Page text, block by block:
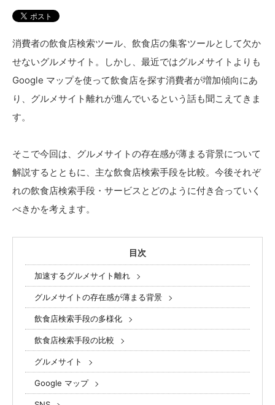
消費者の飲食店検索ツール、飲食店の集客ツールとして欠か
せないグルメサイト。しかし、最近ではグルメサイトよりも
Google マップを使って飲食店を探す消費者が増加傾向にあ
り、グルメサイト離れが進んでいるという話も聞こえてきま
す。
そこで今回は、グルメサイトの存在感が薄まる背景について
解説するとともに、主な飲食店検索手段を比較。今後それぞ
れの飲食店検索手段・サービスとどのように付き合っていく
べきかを考えます。
目次
加速するグルメサイト離れ
グルメサイトの存在感が薄まる背景
飲食店検索手段の多様化
飲食店検索手段の比較
グルメサイト
Google マップ